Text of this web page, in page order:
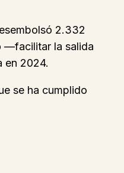
2.332
—facilitar la salida
en 2024.
se ha cumplido